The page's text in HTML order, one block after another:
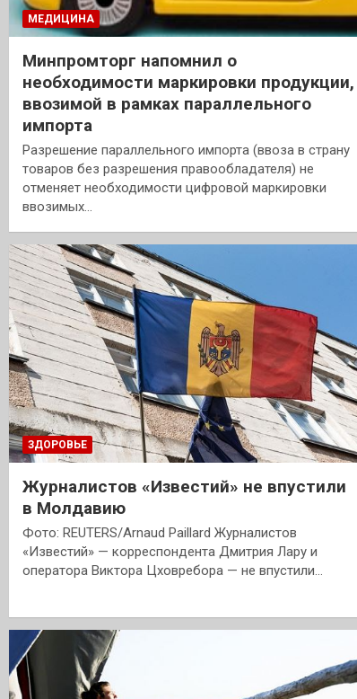
МЕДИЦИНА
Минпромторг напомнил о
необходимости маркировки продукции,
ввозимой в рамках параллельного
импорта
Разрешение параллельного импорта (ввоза в страну
товаров без разрешения правообладателя) не
отменяет необходимости цифровой маркировки
ввозимых…
ЗДОРОВЬЕ
Журналистов «Известий» не впустили
в Молдавию
Фото: REUTERS/Arnaud Paillard Журналистов
«Известий» — корреспондента Дмитрия Лару и
оператора Виктора Цховребора — не впустили…